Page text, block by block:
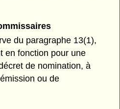
du paragraphe 13(1),
en fonction pour une
de nomination, à
ou de